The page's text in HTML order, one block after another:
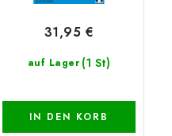
auf Lager (1 St)
31,95 €
IN DEN KORB